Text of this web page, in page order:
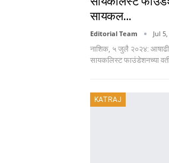
सायकल…
Editorial Team Jul
नाशिक, ५ जुलै २०२४: आषाढी
सायकलिस्ट फाउंडेशनच्या
KATRAJ